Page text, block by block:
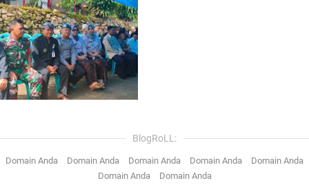
BlogRoLL:
Domain Anda Domain Anda Domain Anda Domain Anda
Domain Anda
Domain Anda
Domain Anda